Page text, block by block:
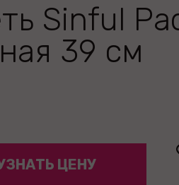
Sinful
39 см
ЦЕНУ